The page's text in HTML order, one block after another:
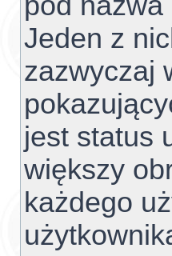
Jeden z
zazwyczaj
jest status
większy
każdego